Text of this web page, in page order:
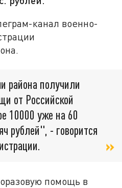
канал военно-
района получили
от Российской
10000 уже на 60
рублей", - говорится
помощь в